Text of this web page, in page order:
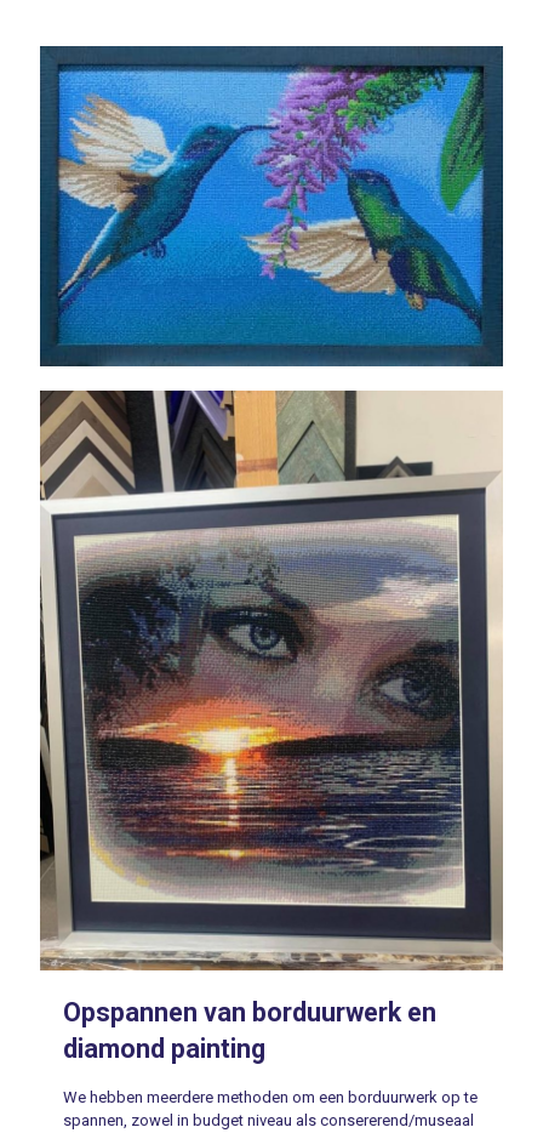
Opspannen van borduurwerk en
diamond painting
We hebben meerdere methoden om een borduurwerk op te
spannen, zowel in budget niveau als consererend/museaal